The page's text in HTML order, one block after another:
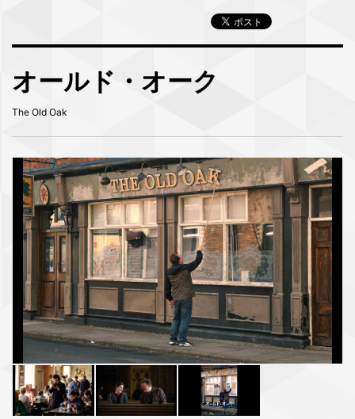
オールド・オーク
The Old Oak